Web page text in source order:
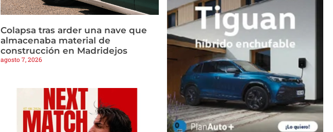
Colapsa tras arder una nave que
almacenaba material de
construcción en Madridejos
agosto 7, 2026